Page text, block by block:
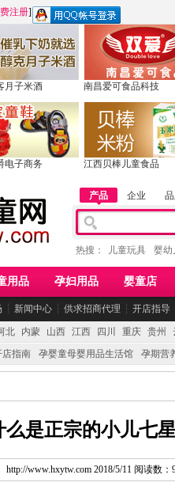
注册]
月子米酒 南昌爱可食品科技
电子商务 江西贝棒儿童食品
产品 企业
热搜： 儿童玩具 婴幼
用品 孕妇用品 婴童店
┆ 新闻中心 ┆ 供求招商代理 ┆ 开店指导
北 内蒙 山西 江西 四川 重庆 贵州
店指南 孕婴童母婴用品生活馆 孕期营
么是正宗的小儿七
http://www.hxytw.com 2018/5/11 阅读数：